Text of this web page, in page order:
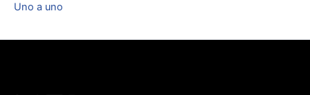
Uno a uno